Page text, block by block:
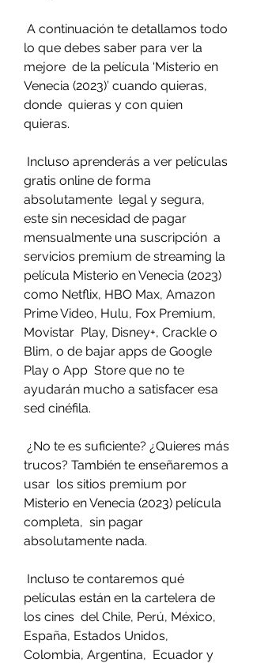
lo que debes saber para ver la
mejore  de la película ‘Misterio en
Venecia (2023)’ cuando quieras,
donde  quieras y con quien
quieras.
gratis online de forma
absolutamente  legal y segura,
este sin necesidad de pagar
mensualmente una suscripción  a
servicios premium de streaming la
película Misterio en Venecia (2023)
como Netflix, HBO Max, Amazon
Prime Video, Hulu, Fox Premium,
Movistar  Play, Disney+, Crackle o
Blim, o de bajar apps de Google
Play o App  Store que no te
ayudarán mucho a satisfacer esa
sed cinéfila.
trucos? También te enseñaremos a
usar  los sitios premium por
Misterio en Venecia (2023) película
completa,  sin pagar
absolutamente nada.
películas están en la cartelera de
los cines  del Chile, Perú, México,
España, Estados Unidos,
Colombia, Argentina,  Ecuador y